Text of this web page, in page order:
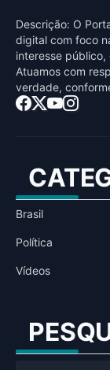
Descrição: O
digital com foco
interesse
Atuamos com
verdade,
Brasil
Política
Vídeos